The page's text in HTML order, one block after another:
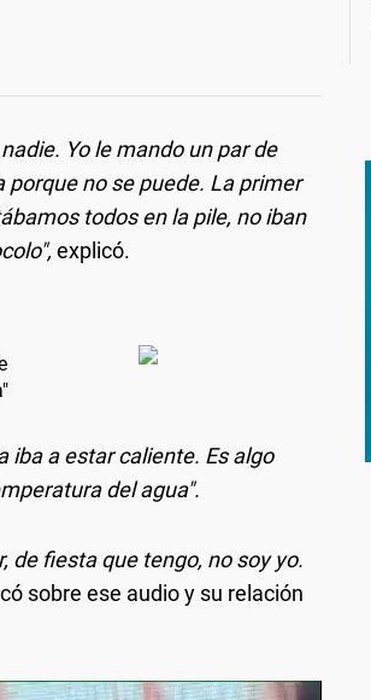
Yo le mando un par de
no se puede. La primer
todos en la pile, no iban
explicó.
iba a estar caliente. Es algo
del agua".
de fiesta que tengo, no soy yo.
sobre ese audio y su relación